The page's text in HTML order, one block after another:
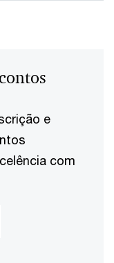
e
com